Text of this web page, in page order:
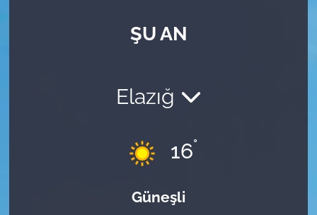
ŞU AN
Elazığ
16°
Güneşli